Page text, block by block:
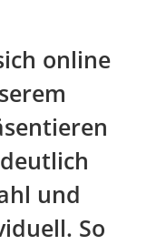
online
und
So